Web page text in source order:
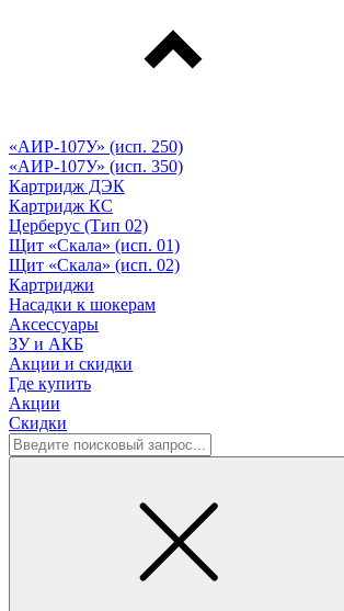
«АИР-107У» (исп. 250)
«АИР-107У» (исп. 350)
Картридж ДЭК
Картридж КС
Церберус (Тип 02)
Щит «Скала» (исп. 01)
Щит «Скала» (исп. 02)
Картриджи
Насадки к шокерам
Аксессуары
ЗУ и АКБ
Акции и скидки
Где купить
Акции
Скидки